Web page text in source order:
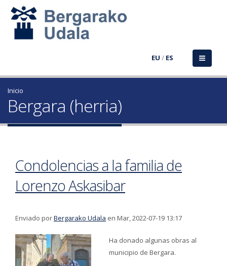
EU / ES
Inicio
Bergara (herria)
Condolencias a la familia de
Lorenzo Askasibar
Enviado porBergarako Udala en Mar, 2022-07-19 13:17
Ha donado algunas obras al
municipio de Bergara.